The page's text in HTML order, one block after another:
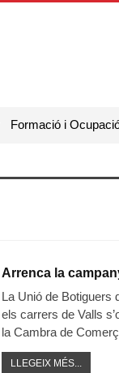
Formació i
Arrenca la
La Unió de Botiguers
els carrers de Valls
la Cambra de
LLEGEIX MÉS...